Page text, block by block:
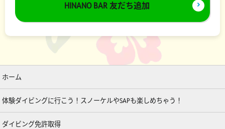
HINANO BAR 友だち追加
ホーム
体験ダイビングに行こう！スノーケルやSAPも楽しめちゃう！
ダイビング免許取得